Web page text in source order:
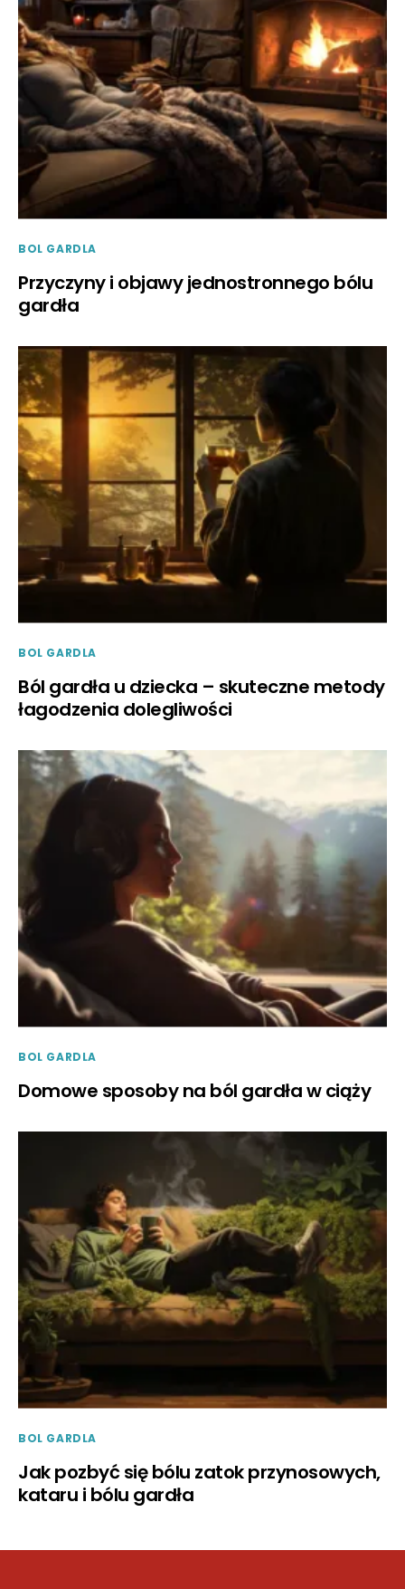
BOL GARDLA
Przyczyny i objawy jednostronnego bólu
gardła
BOL GARDLA
Ból gardła u dziecka – skuteczne metody
łagodzenia dolegliwości
BOL GARDLA
Domowe sposoby na ból gardła w ciąży
BOL GARDLA
Jak pozbyć się bólu zatok przynosowych,
kataru i bólu gardła